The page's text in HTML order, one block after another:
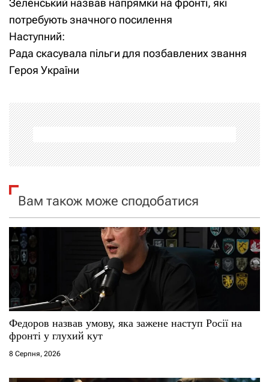
а
в
і
а
ц
і
я
з
а
п
и
с
і
в
Зеленський назвав напрямки на фронті, які
потребують значного посилення
Наступний:
Рада скасувала пільги для позбавлених звання
Героя України
Вам також може сподобатися
Федоров назвав умову, яка зажене наступ Росії на
фронті у глухий кут
8 Серпня, 2026